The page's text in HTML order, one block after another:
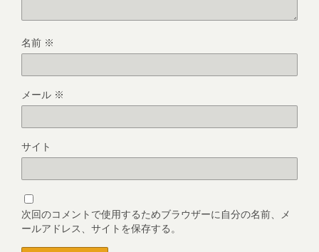
名前 ※
メール ※
サイト
次回のコメントで使用するためブラウザーに自分の名前、メ
ールアドレス、サイトを保存する。